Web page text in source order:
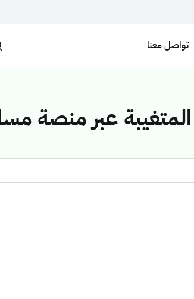
تواصل معنا
عبر منصة